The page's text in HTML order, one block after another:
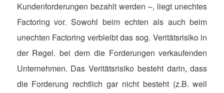
Kundenforderungen bezahlt werden –, liegt unechtes
Factoring vor. Sowohl beim echten als auch beim
unechten Factoring verbleibt das sog. Veritätsrisiko in
der Regel. bei dem die Forderungen verkaufenden
Unternehmen. Das Veritätsrisiko besteht darin, dass
die Forderung rechtlich gar nicht besteht (z.B. weil